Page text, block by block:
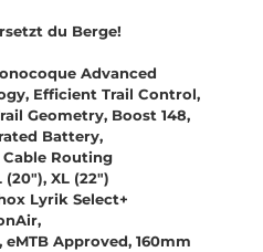
rsetzt du Berge!
Advanced
Efficient Trail Control,
Geometry, Boost 148,
Battery,
Routing
(20"), XL (22")
Lyrik Select+
eMTB Approved, 160mm